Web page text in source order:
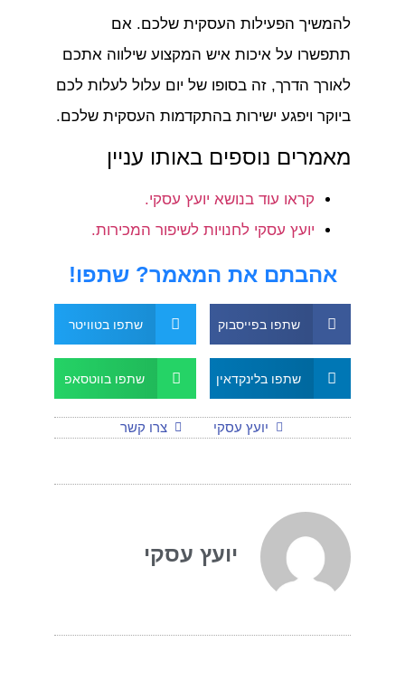
להמשיך הפעילות העסקית שלכם. אם
תתפשרו על איכות איש המקצוע שילווה אתכם
לאורך הדרך, זה בסופו של יום עלול לעלות לכם
ביוקר ויפגע ישירות בהתקדמות העסקית שלכם.
מאמרים נוספים באותו עניין
קראו עוד בנושא יועץ עסקי.
יועץ עסקי לחנויות לשיפור המכירות.
אהבתם את המאמר? שתפו!
שתפו בפייסבוק שתפו בטוויטר
שתפו בלינקדאין שתפו בווטסאפ
יועץ עסקי צרו קשר
יועץ עסקי